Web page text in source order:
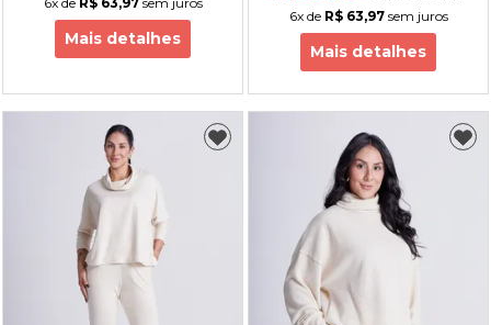
Mais detalhes
6xde R$ 63,97sem juros
Mais detalhes